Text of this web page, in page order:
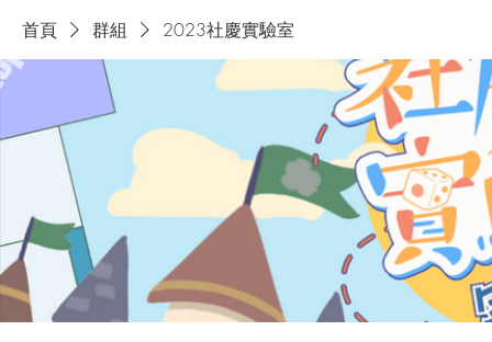
首頁 群組 2023社慶實驗室